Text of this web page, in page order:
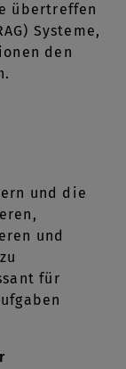
übertreffen
Systeme,
den
und die
und
für